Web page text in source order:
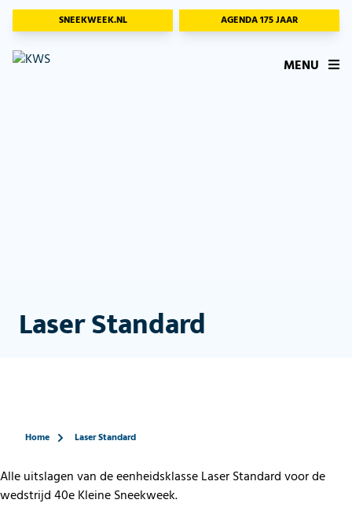
SNEEKWEEK.NL AGENDA 175 JAAR
MENU
Laser Standard
Home Laser Standard
Alle uitslagen van de eenheidsklasse Laser Standard voor de
wedstrijd 40e Kleine Sneekweek.